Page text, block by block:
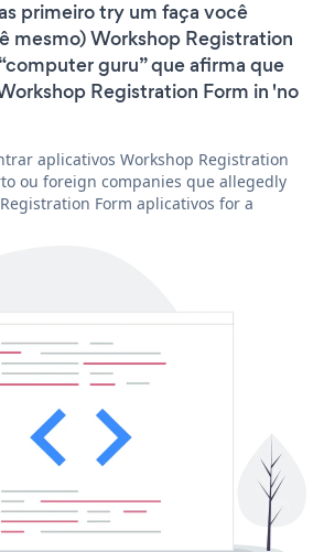
primeiro try um faça você
mesmo) Workshop Registration
guru” que afirma que
Registration Form in 'no
aplicativos Workshop Registration
ou foreign companies que allegedly
Form aplicativos for a